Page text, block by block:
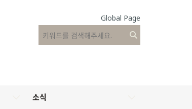
Global Page
소식